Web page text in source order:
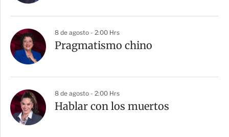
8 de agosto - 2:00 Hrs
Pragmatismo chino
8 de agosto - 2:00 Hrs
Hablar con los muertos